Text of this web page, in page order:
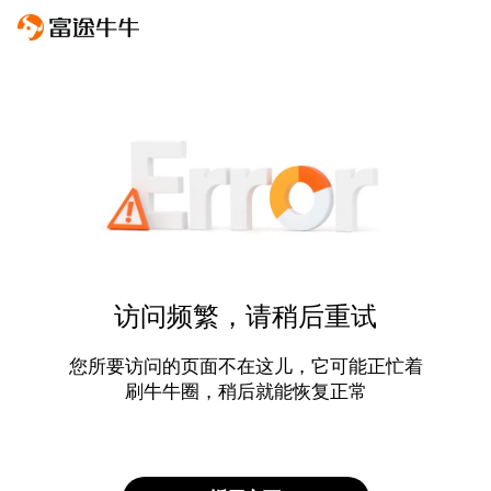
访问频繁，请稍后重试
您所要访问的页面不在这儿，它可能正忙着
刷牛牛圈，稍后就能恢复正常